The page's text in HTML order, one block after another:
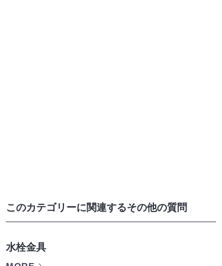
このカテゴリーに関連するその他の質問
水栓金具